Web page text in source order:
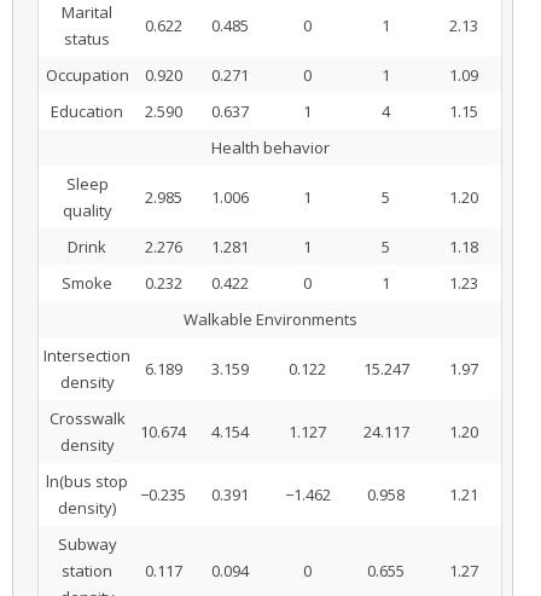
Marital
status
0.622 0.485 0 1 2.13
Occupation 0.920 0.271 0 1
1.09
Education
2.590 0.637 1 4
1.15
Health behavior
Sleep
quality
2.985 1.006 1 5 1.20
Drink 2.276 1.281 1 5
1.18
Smoke
0.232 0.422 0 1
1.23
Walkable Environments
Intersection
density
6.189 3.159 0.122 15.247 1.97
Crosswalk
density
10.674 4.154 1.127 24.117 1.20
ln(bus stop
density)
−0.235 0.391 −1.462 0.958 1.21
Subway
station
0.117 0.094 0 0.655 1.27